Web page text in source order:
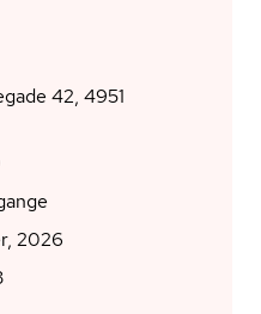
42, 4951
2026